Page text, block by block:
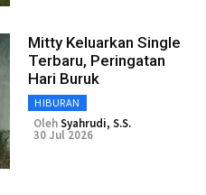
Mitty Keluarkan Single
Terbaru, Peringatan
Hari Buruk
HIBURAN
OlehSyahrudi, S.S.
30 Jul 2026